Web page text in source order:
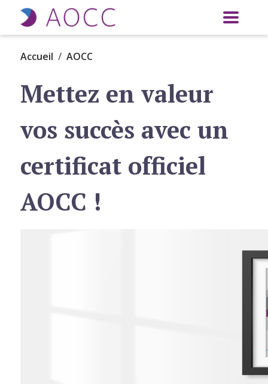
Aller au contenu principal
Accueil AOCC
Mettez en valeur
vos succès avec un
certificat officiel
AOCC !